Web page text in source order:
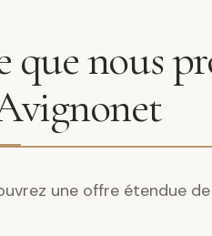
que nous
une offre étendue